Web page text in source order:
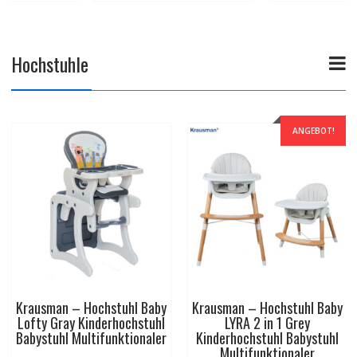
Hochstuhle
ANGEBOT!
– Hochstuhl Baby
2 in 1 Grey
Babystuhl
Krausman – Hochstuhl Baby
LYRA 2 in 1 Beige
Kinderhochstuhl Babystuhl